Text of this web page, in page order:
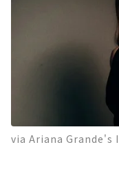
via Ariana Grande's